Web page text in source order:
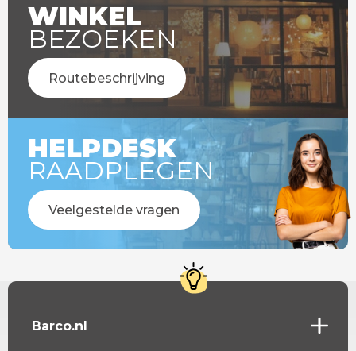
WINKEL
BEZOEKEN
Routebeschrijving
HELPDESK
RAADPLEGEN
Veelgestelde vragen
Barco.nl